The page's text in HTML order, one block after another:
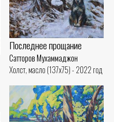
Последнее прощание
Сатторов Мухаммаджон
Холст, масло (137x75) - 2022 год